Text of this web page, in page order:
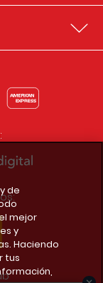
de
mejor
y
Haciendo
tus